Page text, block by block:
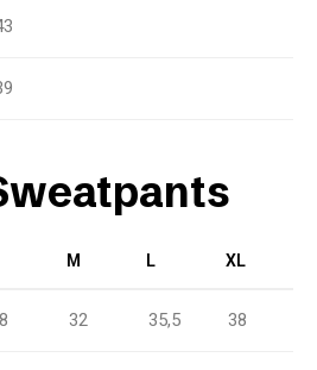
M L XL
32 35,5 38